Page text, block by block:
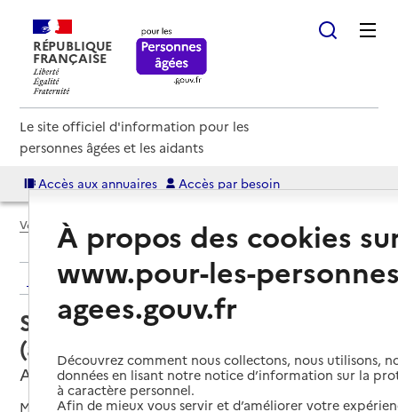
RÉPUBLIQUE
FRANÇAISE
Le site officiel d'information pour les
personnes âgées et les aidants
Accès aux annuaires Accès par besoin
Voir le fil d’Ariane
Retour aux résultats de l'annuaire
Service autonomie à domicile
(aide) – Domisiel
Angers, MAINE-ET-LOIRE
Mis à jour le05/08/2026
À propos des cookies
www.pour-les-
agees.gouv.fr
Découvrez comment nous collectons, nous utilisons,
données en lisant notre notice d’information sur la
à caractère personnel.
Afin de mieux vous servir et d’améliorer votre